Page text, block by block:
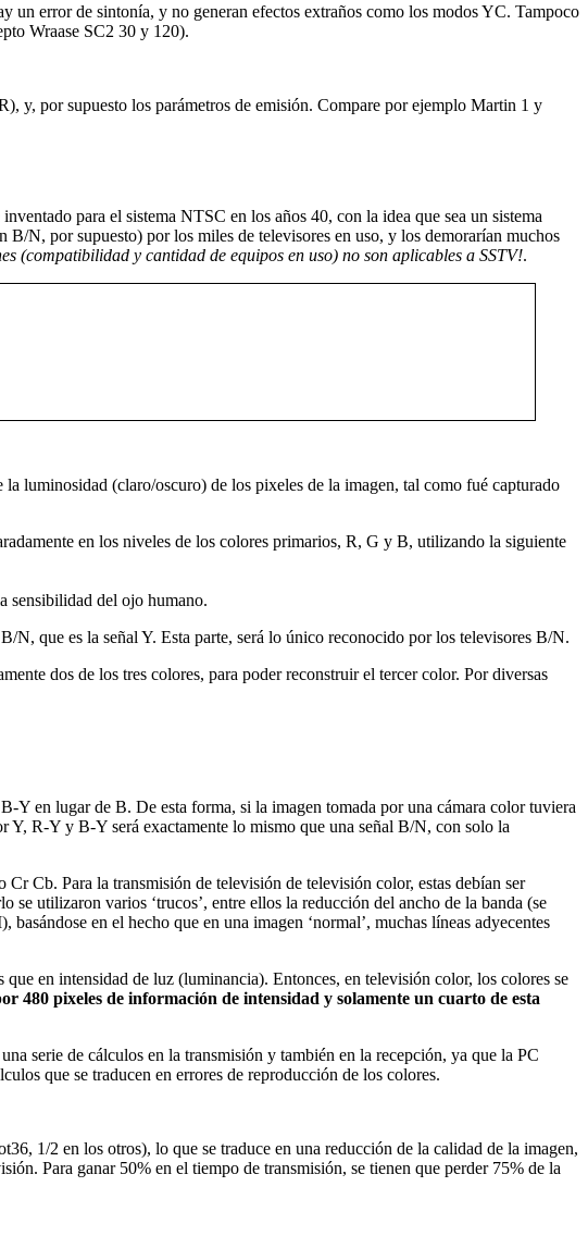
un error de sintonía, y no generan efectos extraños como los modos YC. Tampoco
Wraase SC2 30 y 120).
y, por supuesto los parámetros de emisión. Compare por ejemplo Martin 1 y
para el sistema NTSC en los años 40, con la idea que sea un sistema
N, por supuesto) por los miles de televisores en uso, y los demorarían muchos
(compatibilidad y cantidad de equipos en uso) no son aplicables a SSTV!.
la luminosidad (claro/oscuro) de los pixeles de la imagen, tal como fué capturado
en los niveles de los colores primarios, R, G y B, utilizando la siguiente
sensibilidad del ojo humano.
N, que es la señal Y. Esta parte, será lo único reconocido por los televisores B/N.
dos de los tres colores, para poder reconstruir el tercer color. Por diversas
en lugar de B. De esta forma, si la imagen tomada por una cámara color tuviera
Y, R-Y y B-Y será exactamente lo mismo que una señal B/N, con solo la
Cb. Para la transmisión de televisión de televisión color, estas debían ser
utilizaron varios ‘trucos’, entre ellos la reducción del ancho de la banda (se
en el hecho que en una imagen ‘normal’, muchas líneas adyecentes
en intensidad de luz (luminancia). Entonces, en televisión color, los colores se
480 pixeles de información de intensidad y solamente un cuarto de esta
serie de cálculos en la transmisión y también en la recepción, ya que la PC
que se traducen en errores de reproducción de los colores.
1/2 en los otros), lo que se traduce en una reducción de la calidad de la imagen,
Para ganar 50% en el tiempo de transmisión, se tienen que perder 75% de la